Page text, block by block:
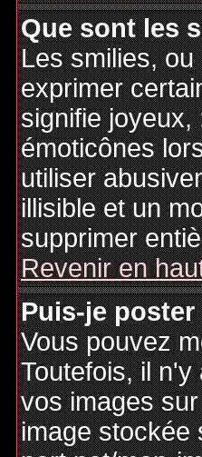
Que sont les
Les smilies,
exprimer
signifie joyeux,
émoticônes
utiliser
illisible et un
supprimer
Revenir en
Puis-je poster
Vous pouvez
Toutefois, il
vos images
image stockée